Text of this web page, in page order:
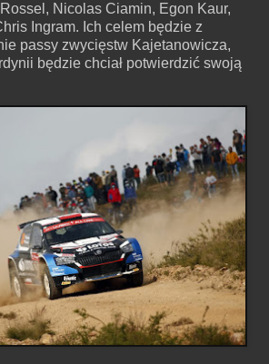
Nicolas Ciamin, Egon Kaur,
Ingram. Ich celem będzie z
passy zwycięstw Kajetanowicza,
będzie chciał potwierdzić swoją